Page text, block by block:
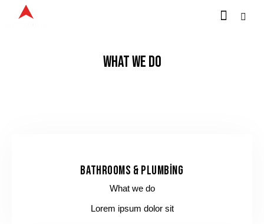
WHAT WE DO
BATHROOMS & PLUMBING
What we do
Lorem ipsum dolor sit